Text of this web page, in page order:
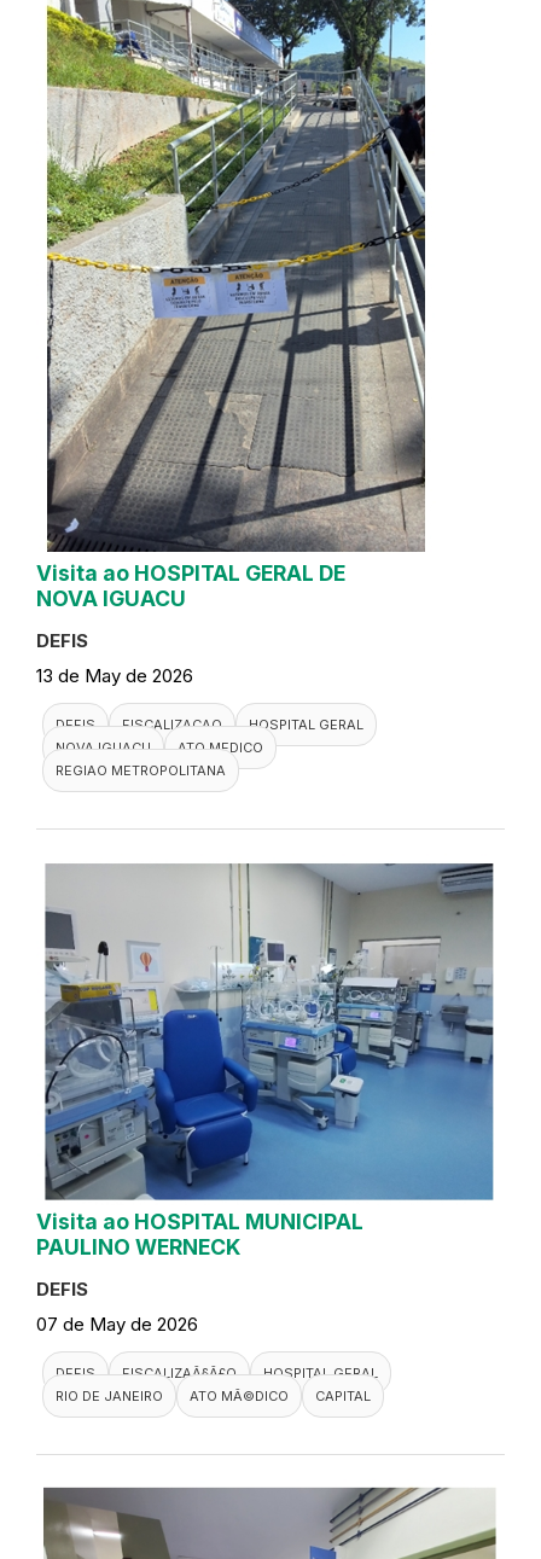
Visita ao HOSPITAL GERAL DE
NOVA IGUACU
DEFIS
13 de May de 2026
DEFIS FISCALIZACAO
HOSPITAL GERAL
NOVA IGUACU
ATO MEDICO
REGIAO METROPOLITANA
Visita ao HOSPITAL MUNICIPAL
PAULINO WERNECK
DEFIS
07 de May de 2026
DEFIS FISCALIZAÃ§Ã£O
HOSPITAL GERAL
RIO DE JANEIRO
ATO MÃ©DICO CAPITAL